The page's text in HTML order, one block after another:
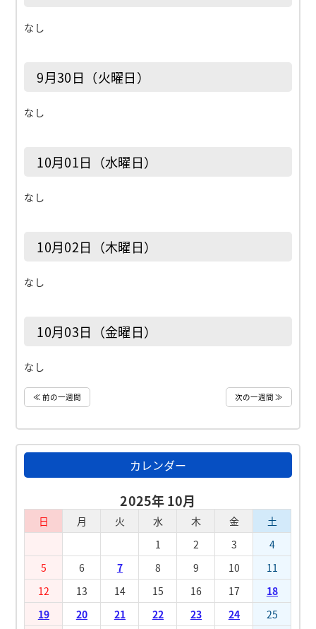
なし
9月30日（火曜日）
なし
10月01日（水曜日）
なし
10月02日（木曜日）
なし
10月03日（金曜日）
なし
≪ 前の一週間 次の一週間 ≫
カレンダー
2025年 10月
日 月 火 水 木 金
土
1
2 3
4
5
6 7 8 9 10
11
12
13 14 15 16 17
18
19
20 21 22 23 24
25